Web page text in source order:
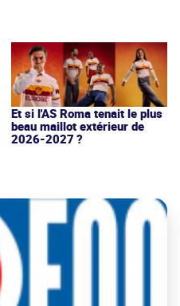
Et si l'AS Roma tenait le plus
beau maillot extérieur de
2026-2027 ?